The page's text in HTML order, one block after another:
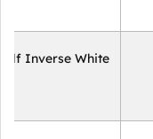
Inverse White